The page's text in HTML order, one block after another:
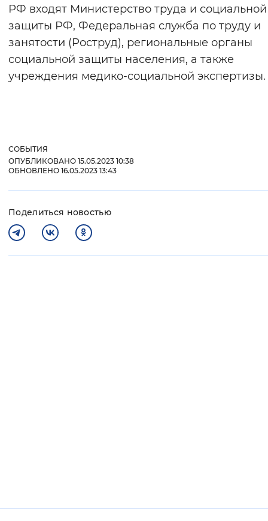
РФ входят Министерство труда и социальной
защиты РФ, Федеральная служба по труду и
занятости (Роструд), региональные органы
социальной защиты населения, а также
учреждения медико-социальной экспертизы.
СОБЫТИЯ
ОПУБЛИКОВАНО 15.05.2023 10:38
ОБНОВЛЕНО 16.05.2023 13:43
Поделиться новостью